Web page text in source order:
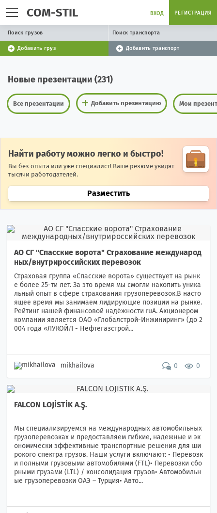
COM-STIL ВХОД РЕГИСТРАЦИЯ
Поиск грузов Поиск транспорта
Добавить груз Добавить транспорт
Новые презентации (231)
Все презентации Добавить презентацию Мои
Найти работу можно легко и быстро!
Вы без опыта или уже специалист! Ваше резюме увидят
тысячи работодателей.
Разместить
АО СГ "Спасские ворота" Страхование международ
ных/внутрироссийских перевозок
Страховая группа «Спасские ворота» существует на рынк
е более 25-ти лет. За это время мы смогли накопить уника
льный опыт в сфере страхования грузоперевозок.В насто
ящее время мы занимаем лидирующие позиции на рынке.
Рейтинг нашей финансовой надёжности ruА. Акционером
компании является ОАО «Глобалстрой-Инжиниринг» (до 2
004 года «ЛУКОЙЛ - Нефтегазстрой...
mikhailova 0 0
FALCON LOJİSTİK A.Ş.
Мы специализируемся на международных автомобильных
грузоперевозках и предоставляем гибкие, надежные и эк
ономически эффективные транспортные решения для ши
рокого спектра грузов. Наши услуги включают: • Перевозк
и полными грузовыми автомобилями (FTL)• Перевозки сбо
рными грузами (LTL) / консолидация грузов• Автомобильн
ые грузоперевозки ОАЭ – Турция• Авто...